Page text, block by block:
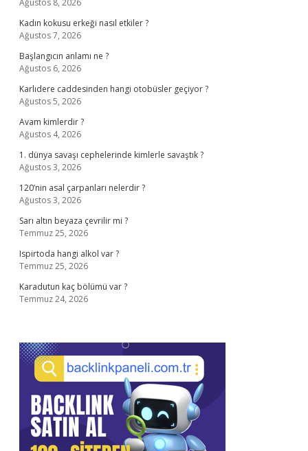
Ağustos 8, 2026
Kadın kokusu erkeği nasıl etkiler ?
Ağustos 7, 2026
Başlangıcın anlamı ne ?
Ağustos 6, 2026
Karlıdere caddesinden hangi otobüsler geçiyor ?
Ağustos 5, 2026
Avam kimlerdir ?
Ağustos 4, 2026
1. dünya savaşı cephelerinde kimlerle savaştık ?
Ağustos 3, 2026
120’nin asal çarpanları nelerdir ?
Ağustos 3, 2026
Sarı altın beyaza çevrilir mi ?
Temmuz 25, 2026
Ispirtoda hangi alkol var ?
Temmuz 25, 2026
Karadutun kaç bölümü var ?
Temmuz 24, 2026